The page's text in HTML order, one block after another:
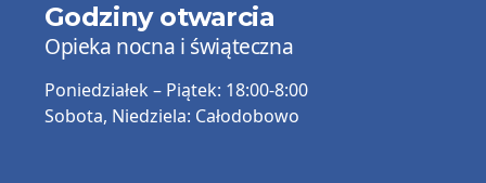
Godziny otwarcia
Opieka nocna i świąteczna
Poniedziałek – Piątek: 18:00-8:00
Sobota, Niedziela: Całodobowo